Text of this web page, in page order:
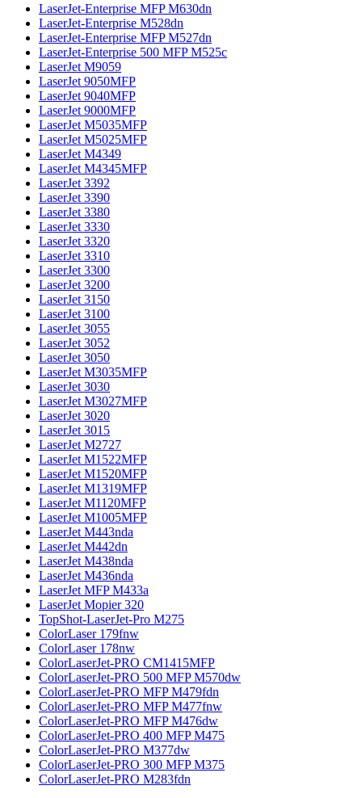
LaserJet-Enterprise MFP M630dn
LaserJet-Enterprise M528dn
LaserJet-Enterprise MFP M527dn
LaserJet-Enterprise 500 MFP M525c
LaserJet M9059
LaserJet 9050MFP
LaserJet 9040MFP
LaserJet 9000MFP
LaserJet M5035MFP
LaserJet M5025MFP
LaserJet M4349
LaserJet M4345MFP
LaserJet 3392
LaserJet 3390
LaserJet 3380
LaserJet 3330
LaserJet 3320
LaserJet 3310
LaserJet 3300
LaserJet 3200
LaserJet 3150
LaserJet 3100
LaserJet 3055
LaserJet 3052
LaserJet 3050
LaserJet M3035MFP
LaserJet 3030
LaserJet M3027MFP
LaserJet 3020
LaserJet 3015
LaserJet M2727
LaserJet M1522MFP
LaserJet M1520MFP
LaserJet M1319MFP
LaserJet M1120MFP
LaserJet M1005MFP
LaserJet M443nda
LaserJet M442dn
LaserJet M438nda
LaserJet M436nda
LaserJet MFP M433a
LaserJet Mopier 320
TopShot-LaserJet-Pro M275
ColorLaser 179fnw
ColorLaser 178nw
ColorLaserJet-PRO CM1415MFP
ColorLaserJet-PRO 500 MFP M570dw
ColorLaserJet-PRO MFP M479fdn
ColorLaserJet-PRO MFP M477fnw
ColorLaserJet-PRO MFP M476dw
ColorLaserJet-PRO 400 MFP M475
ColorLaserJet-PRO M377dw
ColorLaserJet-PRO 300 MFP M375
ColorLaserJet-PRO M283fdn